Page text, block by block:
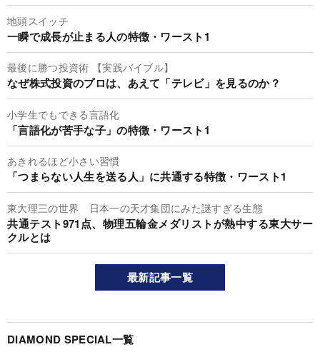
地頭スイッチ
一瞬で成長が止まる人の特徴・ワースト1
最後に勝つ投資術 【実践バイブル】
なぜ株式投資のプロは、あえて「テレビ」を見るのか？
小学生でもできる言語化
「言語化が苦手な子」の特徴・ワースト1
あきれるほど小さい習慣
「つまらない人生を送る人」に共通する特徴・ワースト1
東大理三の世界 日本一の天才集団にみた謎すぎる生態
共通テスト971点、物理五輪金メダリストが熱中する東大サー
クルとは
最新記事一覧
DIAMOND SPECIAL一覧